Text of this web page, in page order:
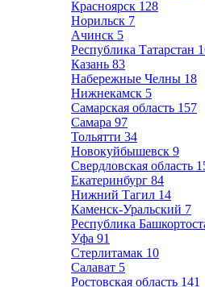
Красноярск 128
Норильск 7
Ачинск 5
Республика Татарстан
Казань 83
Набережные Челны 18
Нижнекамск 5
Самарская область 157
Самара 97
Тольятти 34
Новокуйбышевск 9
Свердловская область
Екатеринбург 84
Нижний Тагил 14
Каменск-Уральский 7
Республика
Уфа 91
Стерлитамак 10
Салават 5
Ростовская область 141